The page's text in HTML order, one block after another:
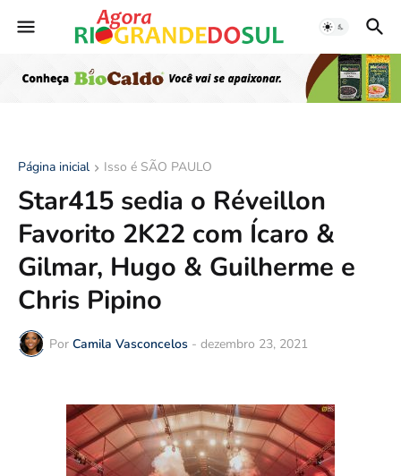
Página inicial Isso é SÃO PAULO
Star415 sedia o Réveillon
Favorito 2K22 com Ícaro &
Gilmar, Hugo & Guilherme e
Chris Pipino
Por Camila Vasconcelos - dezembro 23, 2021